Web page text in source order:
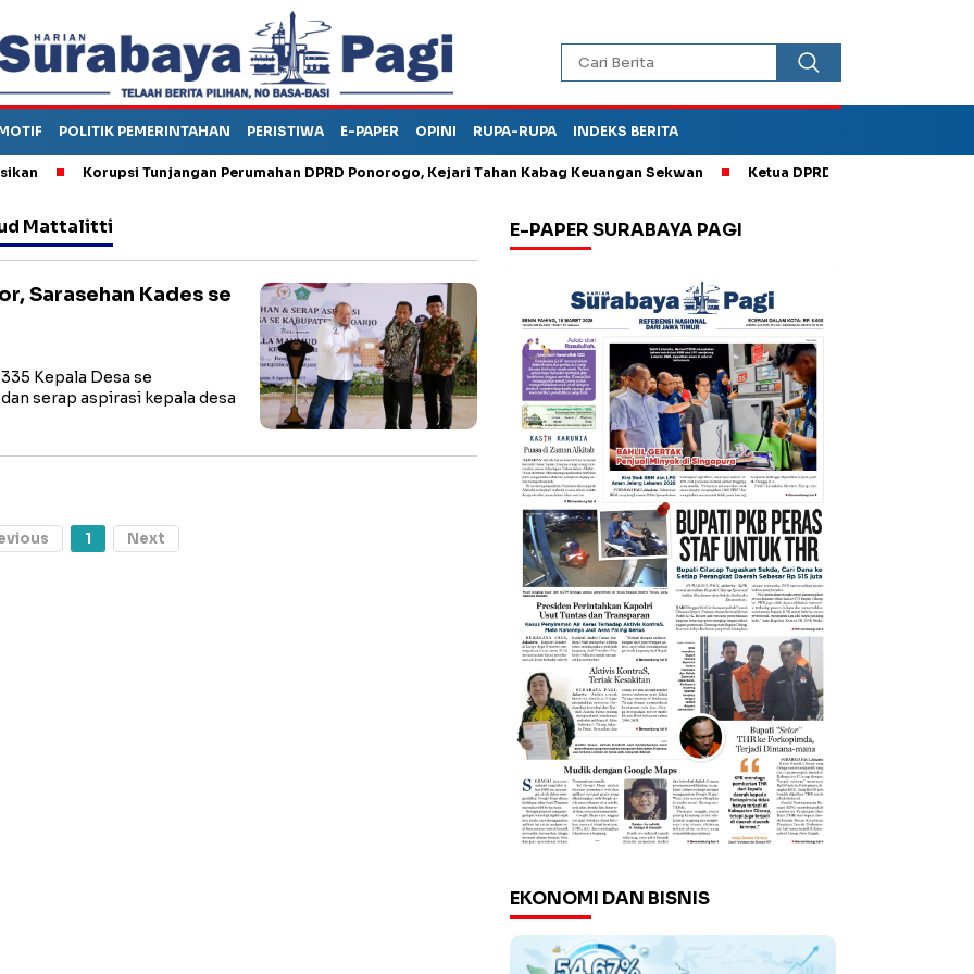
POLITIK PEMERINTAHAN PERISTIWA E-PAPER OPINI RUPA-RUPA INDEKS BERITA
Korupsi Tunjangan Perumahan DPRD Ponorogo, Kejari Tahan Kabag Keuangan Sekwan Ketua DPRD Kota Madiun Sebut
Mattalitti
Sarasehan Kades se
Kepala Desa se
serap aspirasi kepala desa
1 Next
E-PAPER SURABAYA PAGI
EKONOMI DAN BISNIS